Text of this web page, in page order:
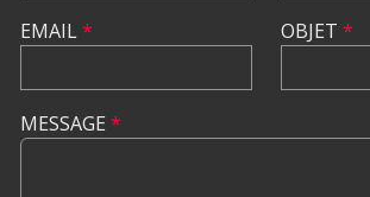
EMAIL* OBJET *
MESSAGE *